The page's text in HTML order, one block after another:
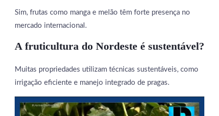
Sim, frutas como manga e melão têm forte presença no
mercado internacional.
A fruticultura do Nordeste é sustentável?
Muitas propriedades utilizam técnicas sustentáveis, como
irrigação eficiente e manejo integrado de pragas.